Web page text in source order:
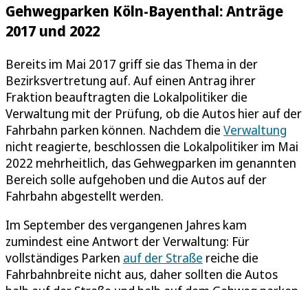
Gehwegparken Köln-Bayenthal: Anträge
2017 und 2022
Bereits im Mai 2017 griff sie das Thema in der
Bezirksvertretung auf. Auf einen Antrag ihrer
Fraktion beauftragten die Lokalpolitiker die
Verwaltung mit der Prüfung, ob die Autos hier auf der
Fahrbahn parken können. Nachdem die Verwaltung
nicht reagierte, beschlossen die Lokalpolitiker im Mai
2022 mehrheitlich, das Gehwegparken im genannten
Bereich solle aufgehoben und die Autos auf der
Fahrbahn abgestellt werden.
Im September des vergangenen Jahres kam
zumindest eine Antwort der Verwaltung: Für
vollständiges Parken auf der Straße reiche die
Fahrbahnbreite nicht aus, daher sollten die Autos